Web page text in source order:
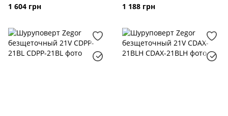
1 604 грн 1 188 грн